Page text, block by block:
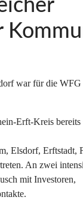
war für die
Erft-Kreis
Elsdorf, Erftstadt,
An zwei
mit Investoren,